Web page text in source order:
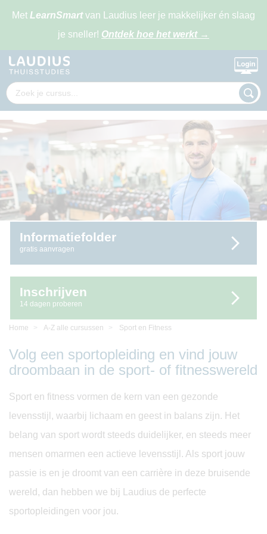
Met LearnSmartvan Laudius leer je makkelijker én slaag
je sneller! Ontdek hoe het werkt →
Informatiefolder
gratis aanvragen
Inschrijven
14 dagen proberen
Home A-Z alle cursussen Sport en Fitness
Volg een sportopleiding en vind jouw
droombaan in de sport- of fitnesswereld
Sport en fitness vormen de kern van een gezonde
levensstijl, waarbij lichaam en geest in balans zijn. Het
belang van sport wordt steeds duidelijker, en steeds meer
mensen omarmen een actieve levensstijl. Als sport jouw
passie is en je droomt van een carrière in deze bruisende
wereld, dan hebben we bij Laudius de perfecte
sportopleidingen voor jou.